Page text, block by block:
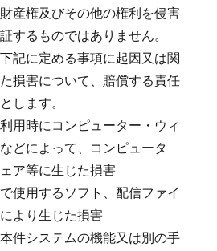
産権及びその他の権利を侵害
するものではありません。
記に定める事項に起因又は関
損害について、賠償する責任
します。
用時にコンピューター・ウィ
どによって、コンピュータ
ア等に生じた損害
使用するソフト、配信ファイ
より生じた損害
件システムの機能又は別の手